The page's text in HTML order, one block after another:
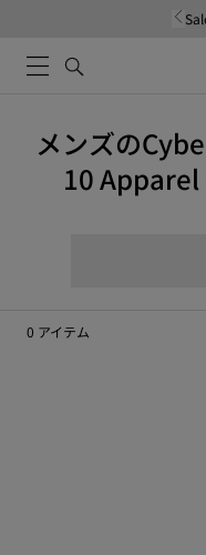
メンズの
10 Apparel
0 アイテム